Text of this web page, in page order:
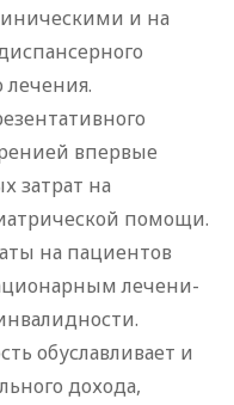
и на
впервые
затрат на
помощи.
на пациентов
лечени-
обуславливает и
дохода,